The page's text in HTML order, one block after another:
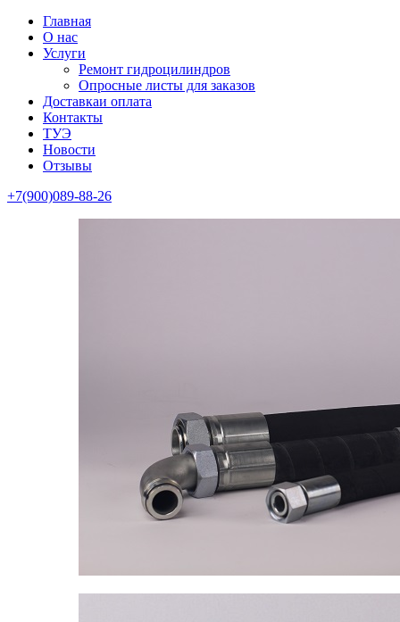
Главная
О нас
Услуги
Ремонт гидроцилиндров
Опросные листы для заказов
Доставкаи оплата
Контакты
ТУЭ
Новости
Отзывы
+7(900)089-88-26